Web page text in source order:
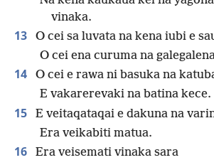
vinaka.
13
O cei sa luvata na kena iubi e
O cei ena curuma na
14 O cei e rawa ni basuka na
E vakarerevaki na batina kece.
15 E veitaqataqai e dakuna na
Era veikabiti matua.
16
Era veisemati vinaka sara